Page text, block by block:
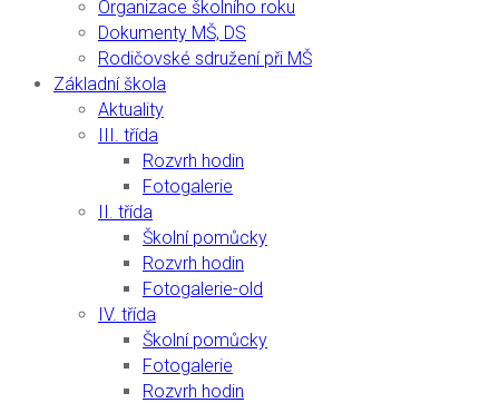
Organizace školního roku
Dokumenty MŠ, DS
Rodičovské sdružení při MŠ
Základní škola
Aktuality
III. třída
Rozvrh hodin
Fotogalerie
II. třída
Školní pomůcky
Rozvrh hodin
Fotogalerie-old
IV. třída
Školní pomůcky
Fotogalerie
Rozvrh hodin